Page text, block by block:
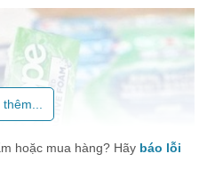
hoặc mua hàng? Hãy báo lỗi